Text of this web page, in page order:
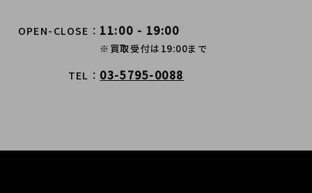
OPEN-CLOSE 11:00 - 19:00
※買取受付は19:00まで
TEL 03-5795-0088